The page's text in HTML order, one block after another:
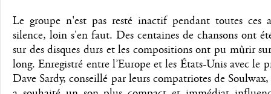
Le groupe n'est pas resté inactif pendant toutes ces
silence, loin s'en faut. Des centaines de chansons ont
sur des disques durs et les compositions ont pu mûrir
long. Enregistré entre l’Europe et les États-Unis avec le
Dave Sardy, conseillé par leurs compatriotes de